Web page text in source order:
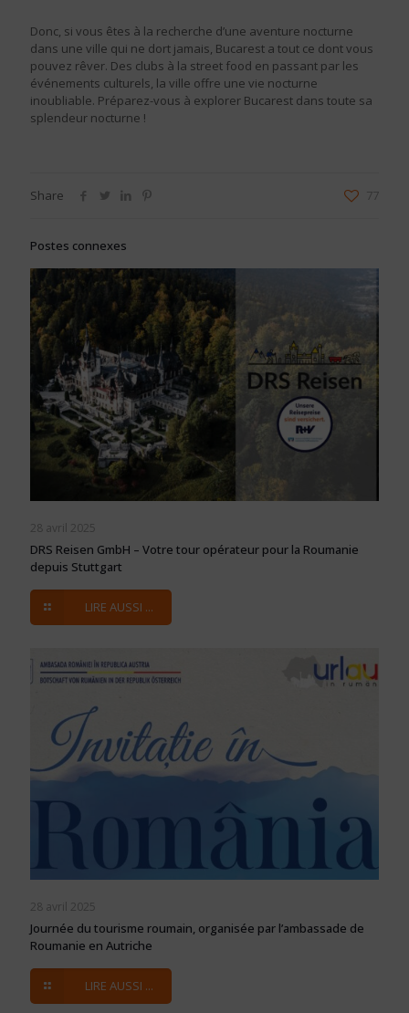
Donc, si vous êtes à la recherche d’une aventure nocturne
dans une ville qui ne dort jamais, Bucarest a tout ce dont vous
pouvez rêver. Des clubs à la street food en passant par les
événements culturels, la ville offre une vie nocturne
inoubliable. Préparez-vous à explorer Bucarest dans toute sa
splendeur nocturne !
Share 77
Postes connexes
28 avril 2025
DRS Reisen GmbH – Votre tour opérateur pour la Roumanie
depuis Stuttgart
LIRE AUSSI ...
28 avril 2025
Journée du tourisme roumain, organisée par l’ambassade de
Roumanie en Autriche
LIRE AUSSI ...